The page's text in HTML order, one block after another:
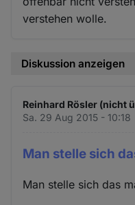
verstehen wolle.
Diskussion anzeigen
Reinhard Rösler (nicht
Sa. 29 Aug 2015 - 10:18
Man stelle sich
Man stelle sich das